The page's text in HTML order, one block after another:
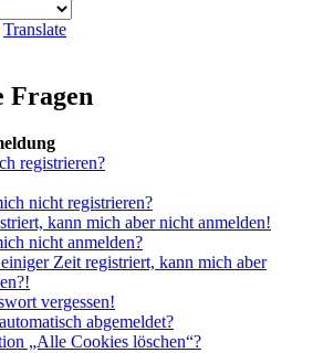
Translate
Fragen
registrieren?
nicht registrieren?
kann mich aber nicht anmelden!
nicht anmelden?
Zeit registriert, kann mich aber
vergessen!
abgemeldet?
„Alle Cookies löschen“?